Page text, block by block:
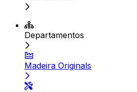
Departamentos
Madeira Originals